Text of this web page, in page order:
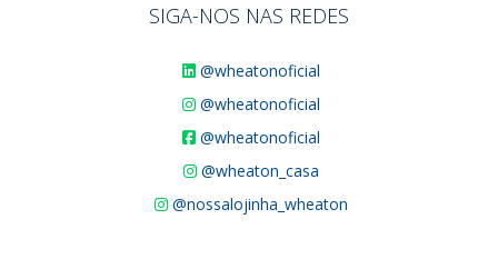
SIGA-NOS NAS REDES
@wheatonoficial
@wheatonoficial
@wheatonoficial
@wheaton_casa
@nossalojinha_wheaton